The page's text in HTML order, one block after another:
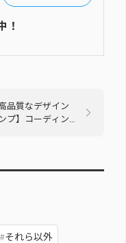
！
高品質なデザイン
プ】コーディン
それら以外